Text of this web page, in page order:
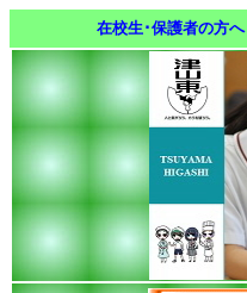
在校生･保護者の方へ